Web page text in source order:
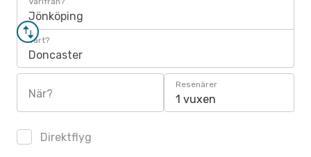
Jönköping
Vart?
Doncaster
När?
Resenärer
1 vuxen
Direktflyg